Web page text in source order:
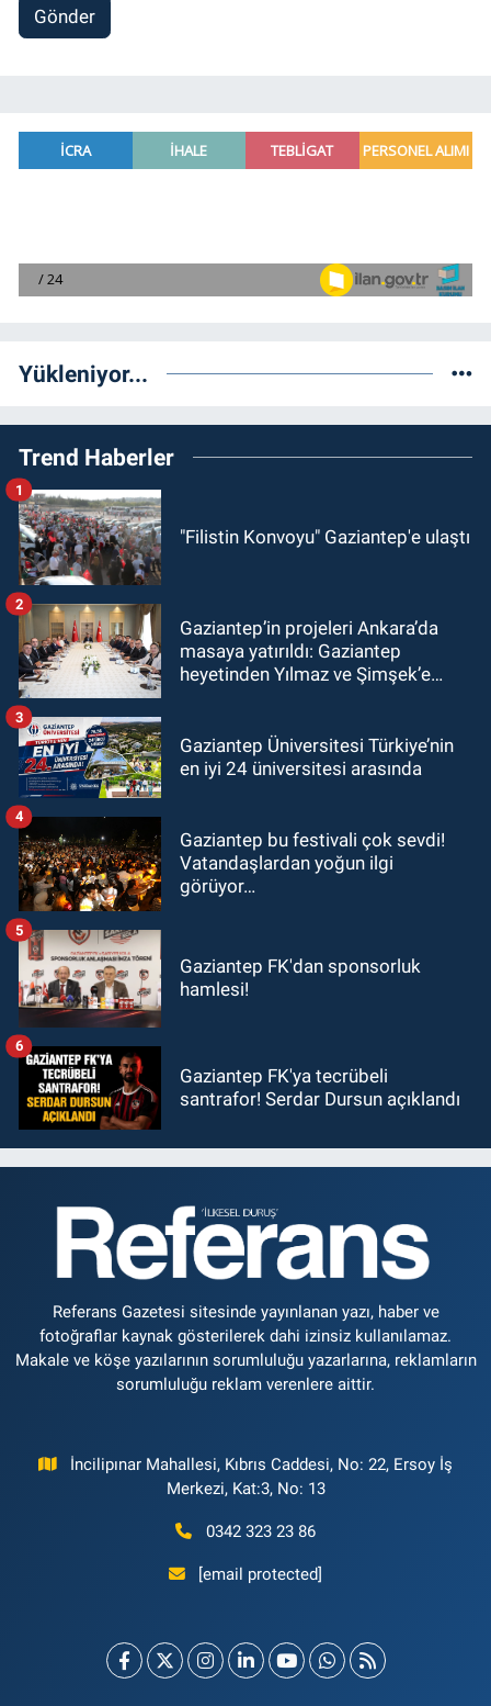
Gönder
Yükleniyor...
Trend Haberler
"Filistin Konvoyu" Gaziantep'e ulaştı
1
Gaziantep’in projeleri Ankara’da
masaya yatırıldı: Gaziantep
heyetinden Yılmaz ve Şimşek’e
2
Gaziantep Üniversitesi Türkiye’nin
en iyi 24 üniversitesi arasında
3
Gaziantep bu festivali çok sevdi!
Vatandaşlardan yoğun ilgi
görüyor…
4
Gaziantep FK'dan sponsorluk
hamlesi!
5
Gaziantep FK'ya tecrübeli
santrafor! Serdar Dursun açıklandı
6
Referans Gazetesi sitesinde yayınlanan yazı, haber ve
fotoğraflar kaynak gösterilerek dahi izinsiz kullanılamaz.
Makale ve köşe yazılarının sorumluluğu yazarlarına, reklamların
sorumluluğu reklam verenlere aittir.
İncilipınar Mahallesi, Kıbrıs Caddesi, No: 22, Ersoy İş
Merkezi, Kat:3, No: 13
0342 323 23 86
[email protected]